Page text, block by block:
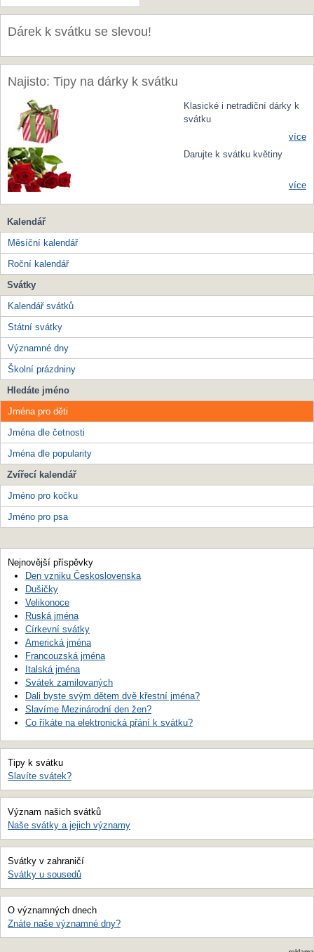
Dárek k svátku se slevou!
Najisto: Tipy na dárky k svátku
Klasické i netradiční dárky k
svátku
více
Darujte k svátku květiny
více
Kalendář
Měsíční kalendář
Roční kalendář
Svátky
Kalendář svátků
Státní svátky
Významné dny
Školní prázdniny
Hledáte jméno
Jména pro děti
Jména dle četnosti
Jména dle popularity
Zvířecí kalendář
Jméno pro kočku
Jméno pro psa
Nejnovější příspěvky
Den vzniku Československa
Dušičky
Velikonoce
Ruská jména
Církevní svátky
Americká jména
Francouzská jména
Italská jména
Svátek zamilovaných
Dali byste svým dětem dvě křestní jména?
Slavíme Mezinárodní den žen?
Co říkáte na elektronická přání k svátku?
Tipy k svátku
Slavíte svátek?
Význam našich svátků
Naše svátky a jejich významy
Svátky v zahraničí
Svátky u sousedů
O významných dnech
Znáte naše významné dny?